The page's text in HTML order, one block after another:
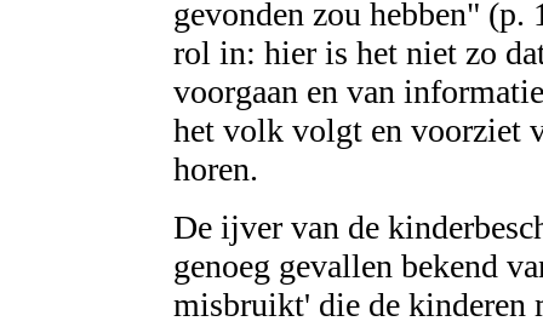
gevonden zou hebben"
rol in: hier is het niet zo
voorgaan en van
het volk volgt en voorziet
horen.
De ijver van de
genoeg gevallen bekend
misbruikt' die de kinderen